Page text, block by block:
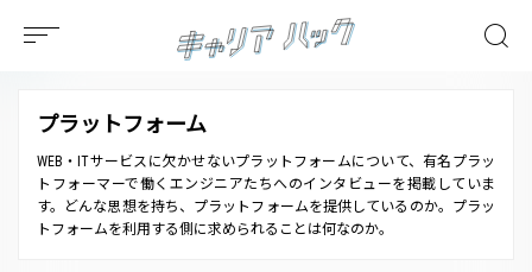
プラットフォーム
WEB・ITサービスに欠かせないプラットフォームについて、有名プラッ
トフォーマーで働くエンジニアたちへのインタビューを掲載していま
す。どんな思想を持ち、プラットフォームを提供しているのか。プラッ
トフォームを利用する側に求められることは何なのか。